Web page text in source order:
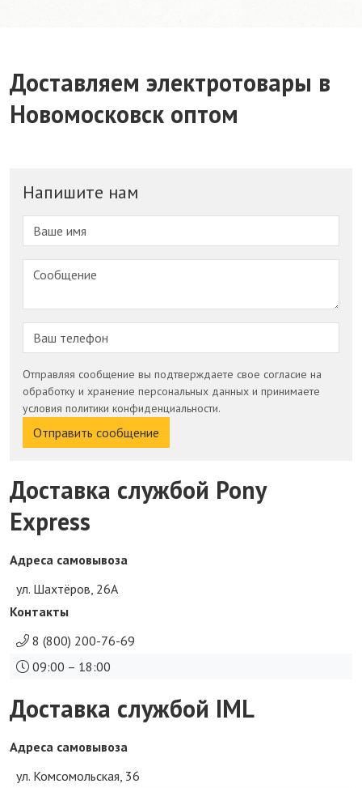
Доставляем электротовары в
Новомосковск оптом
Напишите нам
Отправляя сообщение вы подтверждаете свое согласие на
обработку и хранение персональных данных и принимаете
условия политики конфиденциальности.
Отправить сообщение
Доставка службой Pony
Express
Адреса самовывоза
ул. Шахтёров, 26А
Контакты
8 (800) 200-76-69
09:00 – 18:00
Доставка службой IML
Адреса самовывоза
ул. Комсомольская, 36